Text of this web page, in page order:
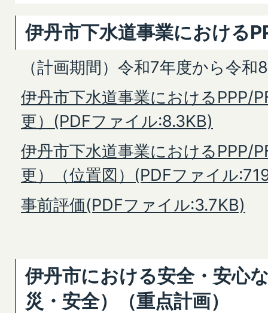
伊丹市下水道事業における
（計画期間）令和7年度から令和
伊丹市下水道事業におけるPPP/
更）(PDFファイル:8.3KB)
伊丹市下水道事業におけるPPP/
更）（位置図）(PDFファイル
事前評価(PDFファイル:3.7KB)
伊丹市における安全・安心
災・安全）（重点計画）